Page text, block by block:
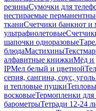
резиныСумочки для
нестираемые
тканиСчетчики банкнот и
ультрафиолетовые
шапочки одноразовые
блюдаМастихины
алфавитные книжкиМёд и
IPМел белый и цветной
сепия, сангина, соус,
и тепловые пушки
восковыеТермопленки для
барометрыТетради 12-24